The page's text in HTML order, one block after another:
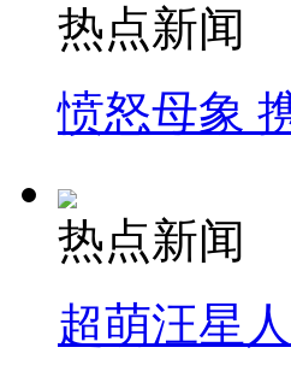
热点新闻
愤怒母象
热点新闻
超萌汪星